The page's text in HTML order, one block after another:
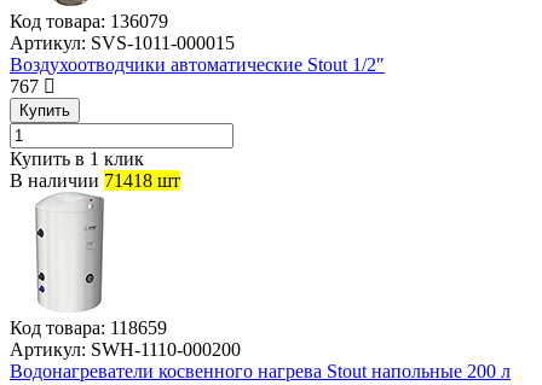
Код товара: 136079
Артикул: SVS-1011-000015
Воздухоотводчики автоматические Stout 1/2″
767
Купить
Купить в 1 клик
В наличии 71418 шт
Код товара: 118659
Артикул: SWH-1110-000200
Водонагреватели косвенного нагрева Stout напольные 200 л